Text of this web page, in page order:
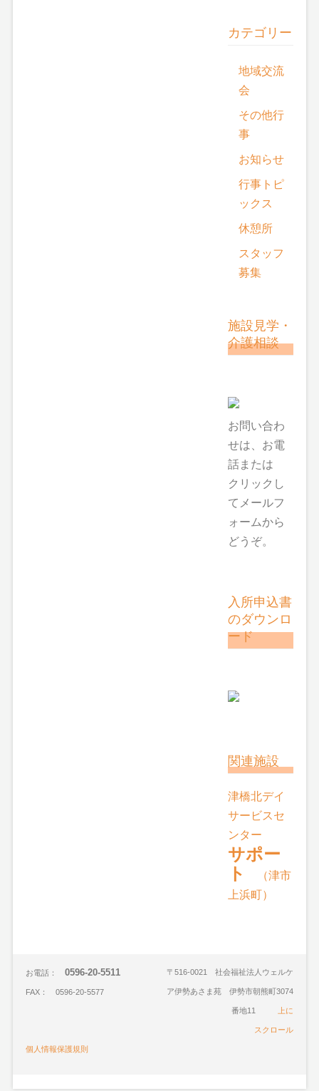
カテゴリー
地域交流
会
その他行
事
お知らせ
行事トピ
ックス
休憩所
スタッフ
募集
施設見学・
介護相談
お問い合わ
せは、お電
話または
クリックし
てメールフ
ォームから
どうぞ。
入所申込書
のダウンロ
ード
関連施設
津橋北デイ
サービスセ
ンター
サポー
ト
（津市
上浜町）
お電話：0596-20-5511
FAX： 0596-20-5577
〒516-0021 社会福祉法人ウェルケ
ア伊勢あさま苑 伊勢市朝熊町3074
番地11 上に
スクロール
個人情報保護規則